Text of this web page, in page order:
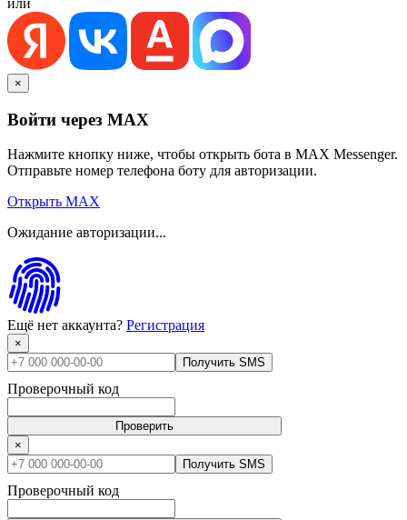
или
×
Войти через MAX
Нажмите кнопку ниже, чтобы открыть бота в MAX Messenger.
Отправьте номер телефона боту для авторизации.
Открыть MAX
Ожидание авторизации...
Ещё нет аккаунта? Регистрация
×
Получить SMS
Проверочный код
Проверить
×
Получить SMS
Проверочный код